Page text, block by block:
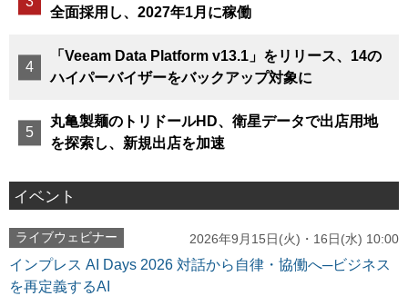
全面採用し、2027年1月に稼働
「Veeam Data Platform v13.1」をリリース、14の
ハイパーバイザーをバックアップ対象に
丸亀製麺のトリドールHD、衛星データで出店用地
を探索し、新規出店を加速
イベント
ライブウェビナー 2026年9月15日(火)・16日(水) 10:00
インプレス AI Days 2026 対話から自律・協働へ─ビジネス
を再定義するAI